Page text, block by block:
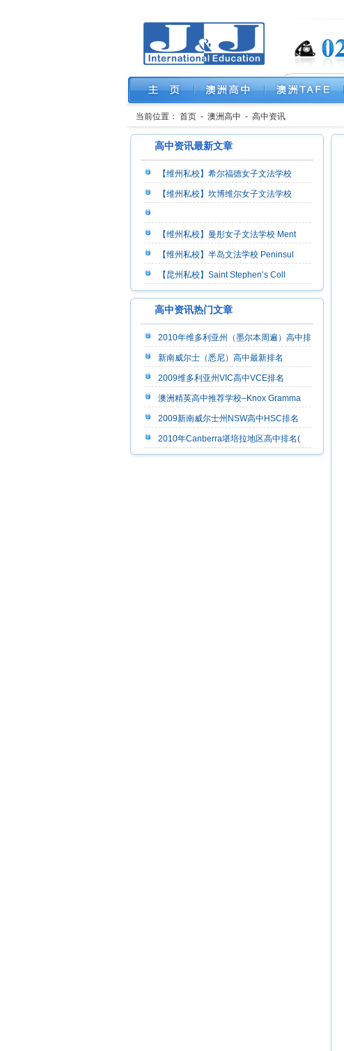
当前位置： 首页 - 澳洲高中 - 高中资讯
高中资讯最新文章
【维州私校】希尔福德女子文法学校
【维州私校】坎博维尔女子文法学校
【维州私校】曼彤女子文法学校 Ment
【维州私校】半岛文法学校 Peninsul
【昆州私校】Saint Stephen’s Coll
高中资讯热门文章
2010年维多利亚州（墨尔本周遍）高中排
新南威尔士（悉尼）高中最新排名
2009维多利亚州VIC高中VCE排名
澳洲精英高中推荐学校–Knox Gramma
2009新南威尔士州NSW高中HSC排名
2010年Canberra堪培拉地区高中排名(